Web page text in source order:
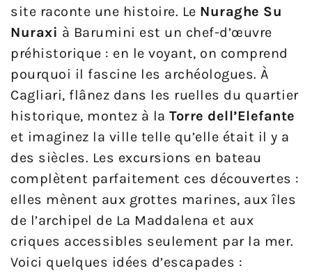
site raconte une histoire. Le Nuraghe Su
Nuraxi à Barumini est un chef-d’œuvre
préhistorique : en le voyant, on comprend
pourquoi il fascine les archéologues. À
Cagliari, flânez dans les ruelles du quartier
historique, montez à la Torre dell’Elefante
et imaginez la ville telle qu’elle était il y a
des siècles. Les excursions en bateau
complètent parfaitement ces découvertes :
elles mènent aux grottes marines, aux îles
de l’archipel de La Maddalena et aux
criques accessibles seulement par la mer.
Voici quelques idées d’escapades :